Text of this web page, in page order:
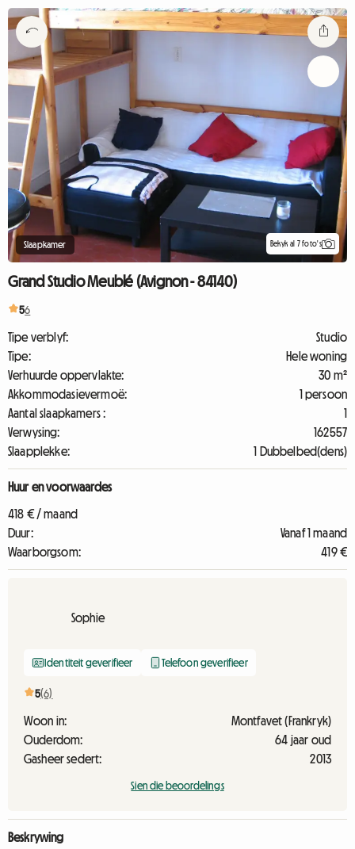
Slaapkamer Bekyk al 7 foto's
Grand Studio Meublé (Avignon - 84140)
56
Tipe verblyf:
Studio
Tipe:
Hele woning
Verhuurde oppervlakte:
30 m²
Akkommodasievermoë:
1 persoon
Aantal slaapkamers :
1
Verwysing:
162557
Slaapplekke:
1 Dubbelbed(dens)
Huur en voorwaardes
418 € / maand
Duur:
Vanaf 1 maand
Waarborgsom:
419 €
Sophie
Identiteit geverifieer Telefoon geverifieer
5(6)
Woon in:
Montfavet (Frankryk)
Ouderdom:
64 jaar oud
Gasheer sedert:
2013
Sien die beoordelings
Beskrywing